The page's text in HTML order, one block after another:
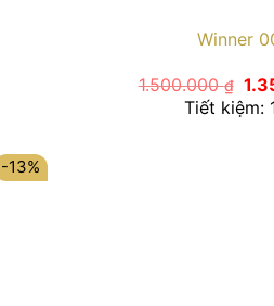
Winner
1.500.000₫ Giá
gốc
là:
Tiết kiệm:
-13%